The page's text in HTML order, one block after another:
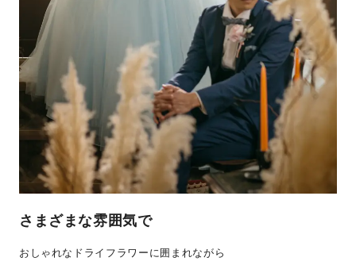
さまざまな雰囲気で
おしゃれなドライフラワーに囲まれながら